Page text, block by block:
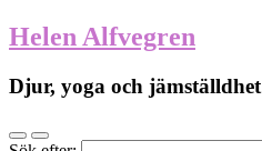
Helen Alfvegren
Djur, yoga och jämställdhet